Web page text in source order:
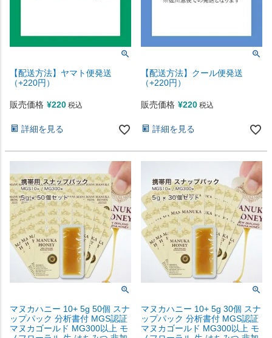
【配送方法】ヤマト便発送
（+220円）
販売価格 ¥220 税込
詳細を見る
【配送方法】クール便発送
（+220円）
販売価格 ¥220 税込
詳細を見る
マヌカハニー 10+ 5g 50個 スナ
ップパック 分析書付 MGS認証
マヌカゴールド MG300以上 モ
マヌカハニー 10+ 5g 30個 スナ
ップパック 分析書付 MGS認証
マヌカゴールド MG300以上 モ